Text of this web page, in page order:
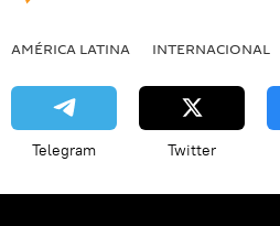
AMÉRICA LATINA INTERNACIONAL
Telegram Twitter